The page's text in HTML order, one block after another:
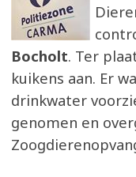
Bocholt. Ter
kuikens aan. Er
drinkwater
genomen en